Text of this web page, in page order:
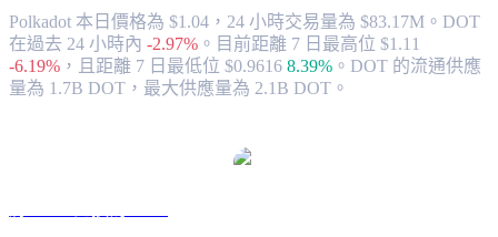
Polkadot 本日價格為 $1.04，24 小時交易量為 $83.17M。DOT
在過去 24 小時內 -2.97% 。 目前距離 7 日最高位 $1.11
-6.19% ， 且距離 7 日最低位 $0.9616 8.39% 。 DOT 的流通供應
量為 1.7B DOT，最大供應量為 2.1B DOT。